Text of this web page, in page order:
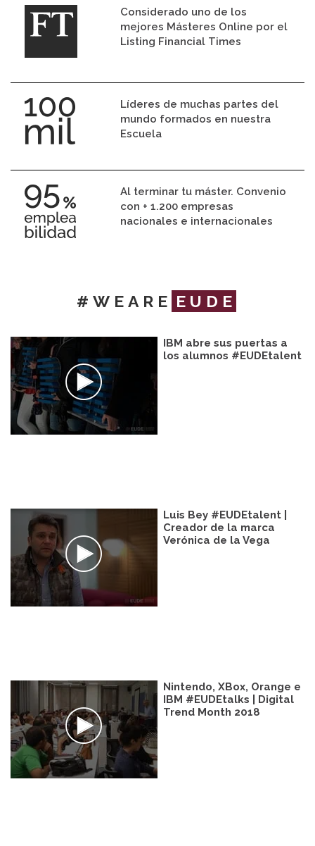
Considerado uno de los
mejores Másteres Online por el
Listing Financial Times
Líderes de muchas partes del
mundo formados en nuestra
Escuela
Al terminar tu máster. Convenio
con + 1.200 empresas
nacionales e internacionales
#WEARE EUDE
IBM abre sus puertas a
los alumnos #EUDEtalent
Luis Bey #EUDEtalent |
Creador de la marca
Verónica de la Vega
Nintendo, XBox, Orange e
IBM #EUDEtalks | Digital
Trend Month 2018